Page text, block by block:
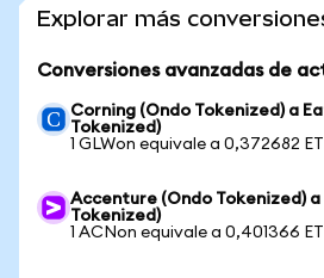
Explorar más
Conversiones avanzadas de
Corning (Ondo Tokenized) a
Tokenized)
1 GLWon equivale a 0,372682
Accenture (Ondo Tokenized) a
Tokenized)
1 ACNon equivale a 0,401366